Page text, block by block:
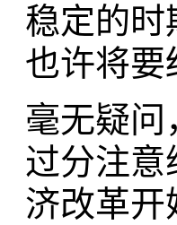
稳定的时
也许将要
毫无疑
过分注意
济改革开